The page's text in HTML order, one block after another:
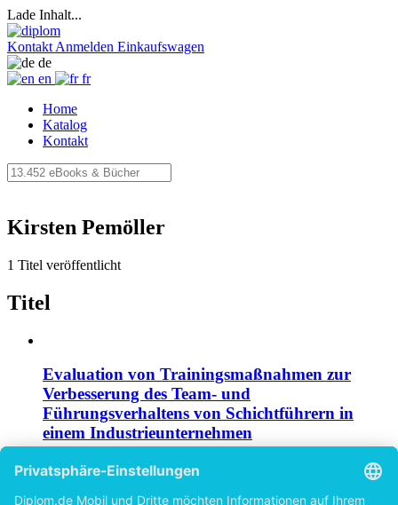
Lade Inhalt...
Kontakt Anmelden Einkaufswagen
de
en
fr
Home
Katalog
Kontakt
Kirsten Pemöller
1 Titel veröffentlicht
Titel
Evaluation von Trainingsmaßnahmen zur
Verbesserung des Team- und
Führungsverhaltens von Schichtführern in
einem Industrieunternehmen
vonKirsten Pemöller (Autor:in)
©2008
127 Seiten